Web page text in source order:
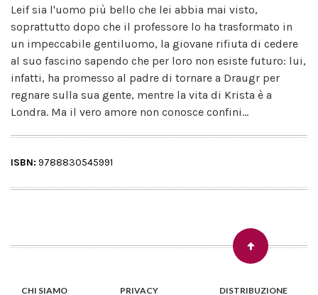
Leif sia l'uomo più bello che lei abbia mai visto,
soprattutto dopo che il professore lo ha trasformato in
un impeccabile gentiluomo, la giovane rifiuta di cedere
al suo fascino sapendo che per loro non esiste futuro: lui,
infatti, ha promesso al padre di tornare a Draugr per
regnare sulla sua gente, mentre la vita di Krista è a
Londra. Ma il vero amore non conosce confini...
ISBN: 9788830545991
CHI SIAMO PRIVACY DISTRIBUZIONE